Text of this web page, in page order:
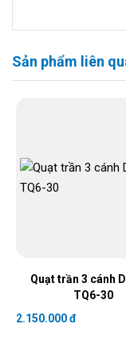
Sản phẩm liên
Quạt trần 3 cánh
TQ6-30
2.150.000 đ